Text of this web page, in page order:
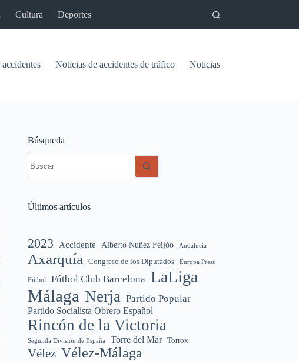
Cultura Deportes
Noticias de accidentes de tráfico Noticias del pantano de
Búsqueda
resultados
Últimos artículos
2023 Accidente Alberto Núñez Feijóo Andalucía
Axarquía Congreso de los Diputados Europa Press
Fútbol Fútbol Club Barcelona LaLiga
Málaga Nerja Partido Popular
Partido Socialista Obrero Español
Rincón de la Victoria
Segunda División de España Torre del Mar Torrox
Vélez Vélez-Málaga